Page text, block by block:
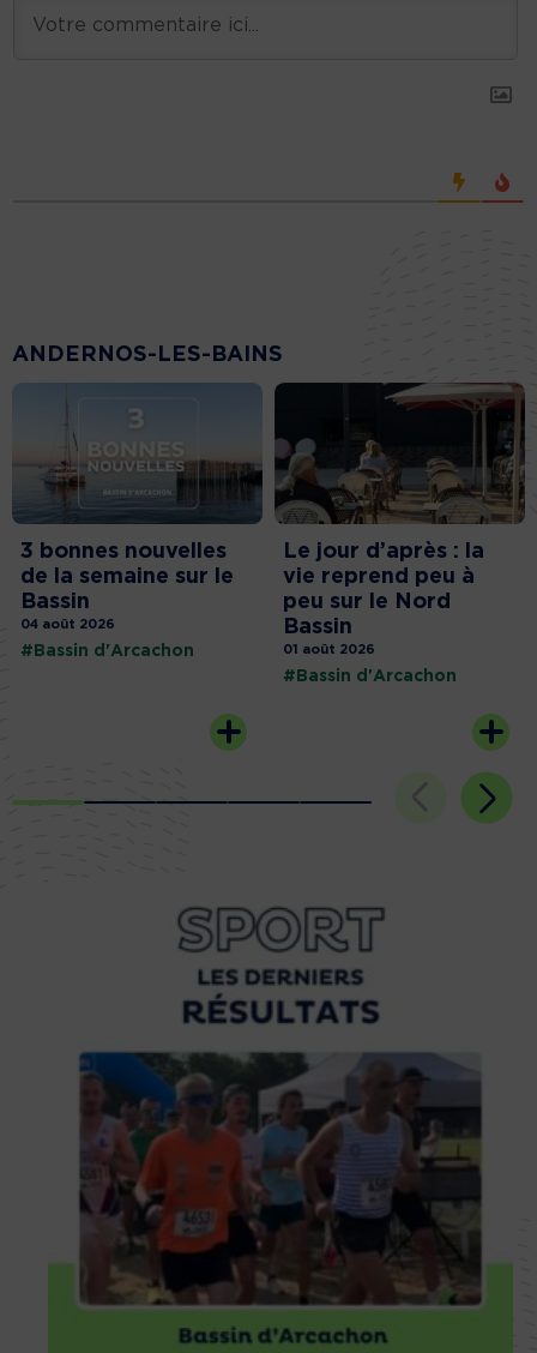
ANDERNOS-LES-BAINS
3 bonnes nouvelles
de la semaine sur le
Bassin
04 août 2026
#Bassin d'Arcachon
Le jour d’après : la
vie reprend peu à
peu sur le Nord
Bassin
01 août 2026
#Bassin d'Arcachon